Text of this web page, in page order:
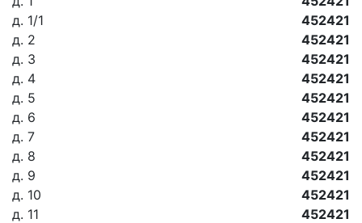
д. 1/1
452421
д. 2
452421
д. 3
452421
д. 4
452421
д. 5
452421
д. 6
452421
д. 7
452421
д. 8
452421
д. 9
452421
д. 10
452421
д. 11
452421